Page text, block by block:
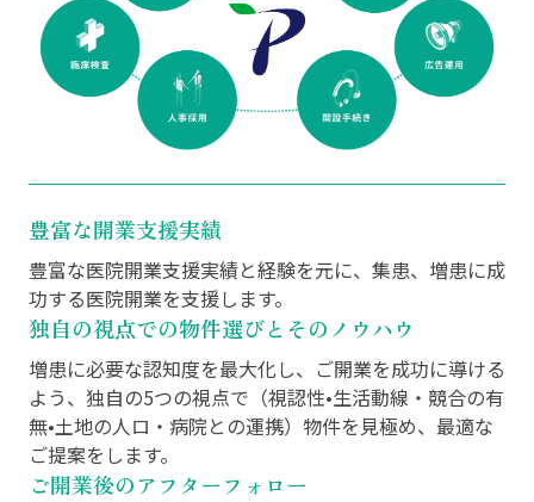
豊富な開業支援実績
豊富な医院開業支援実績と経験を元に、集患、増患に成
功する医院開業を支援します。
独自の視点での物件選びとそのノウハウ
増患に必要な認知度を最大化し、ご開業を成功に導ける
よう、独自の5つの視点で（視認性•生活動線・競合の有
無•土地の人ロ・病院との運携）物件を見極め、最適な
ご提案をします。
ご開業後のアフターフォロー